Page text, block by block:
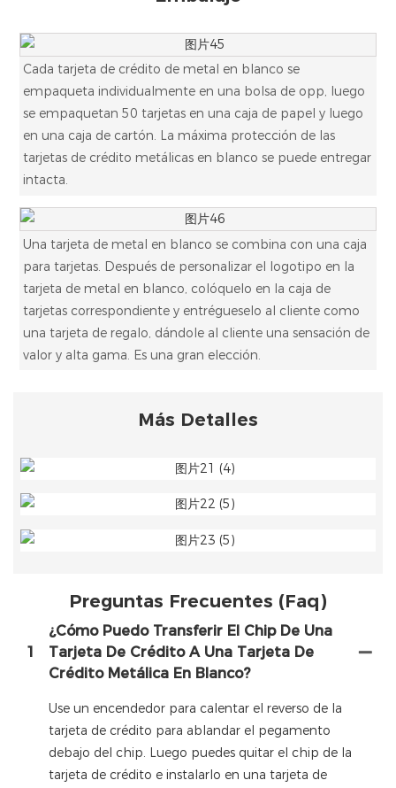
Cada tarjeta de crédito de metal en blanco se
empaqueta individualmente en una bolsa de opp, luego
se empaquetan 50 tarjetas en una caja de papel y luego
en una caja de cartón. La máxima protección de las
tarjetas de crédito metálicas en blanco se puede entregar
intacta.
Una tarjeta de metal en blanco se combina con una caja
para tarjetas. Después de personalizar el logotipo en la
tarjeta de metal en blanco, colóquelo en la caja de
tarjetas correspondiente y entrégueselo al cliente como
una tarjeta de regalo, dándole al cliente una sensación de
valor y alta gama. Es una gran elección.
Más Detalles
Preguntas Frecuentes (faq)
1
¿Cómo Puedo Transferir El Chip De Una
Tarjeta De Crédito A Una Tarjeta De
Crédito Metálica En Blanco?
Use un encendedor para calentar el reverso de la
tarjeta de crédito para ablandar el pegamento
debajo del chip. Luego puedes quitar el chip de la
tarjeta de crédito e instalarlo en una tarjeta de